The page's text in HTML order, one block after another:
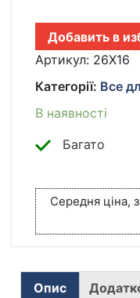
-
ПОДСТАВКА
ДЛЯ
КАСТРЮЛЬ,
КУХОННЫХ
И
КІЛЬКІСТЬ
Добавить в
Артикул: 26X16
Категорії: Все
В наявності
Багато
Середня ціна,
Опис